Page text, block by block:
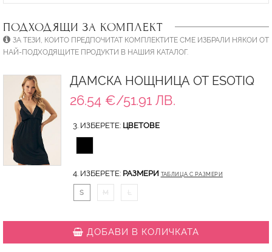
ПОДХОДЯЩИ ЗА КОМПЛЕКТ
ЗА ТЕЗИ, КОИТО ПРЕДПОЧИТАТ КОМПЛЕКТИТЕ СМЕ ИЗБРАЛИ НЯКОИ ОТ
НАЙ-ПОДХОДЯЩИТЕ ПРОДУКТИ В НАШИЯ КАТАЛОГ.
ДАМСКА НОЩНИЦА ОТ ESOTIQ
26.54 €/51.91 ЛВ.
3. ИЗБЕРЕТЕ: ЦВЕТОВЕ
4. ИЗБЕРЕТЕ: РАЗМЕРИ ТАБЛИЦА С РАЗМЕРИ
S M L
ДОБАВИ В КОЛИЧКАТА